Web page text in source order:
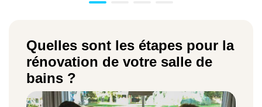
Quelles sont les étapes pour la
rénovation de votre salle de
bains ?